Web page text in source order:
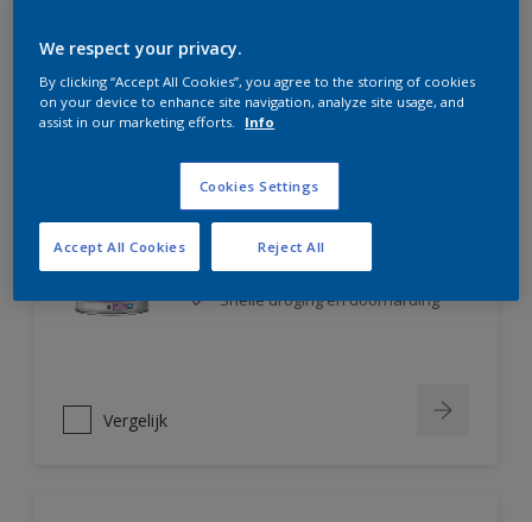
Rubbol BL Rezisto Satin
Extreem kras- en slijtvast
Huidvetresistente zijdeglanslak
Snelle droging en doorharding
Vergelijk
We respect your privacy.
By clicking “Accept All Cookies”, you agree to the storing of cookies
on your device to enhance site navigation, analyze site usage, and
assist in our marketing efforts.
Info
Cookies Settings
Reject All
Accept All Cookies